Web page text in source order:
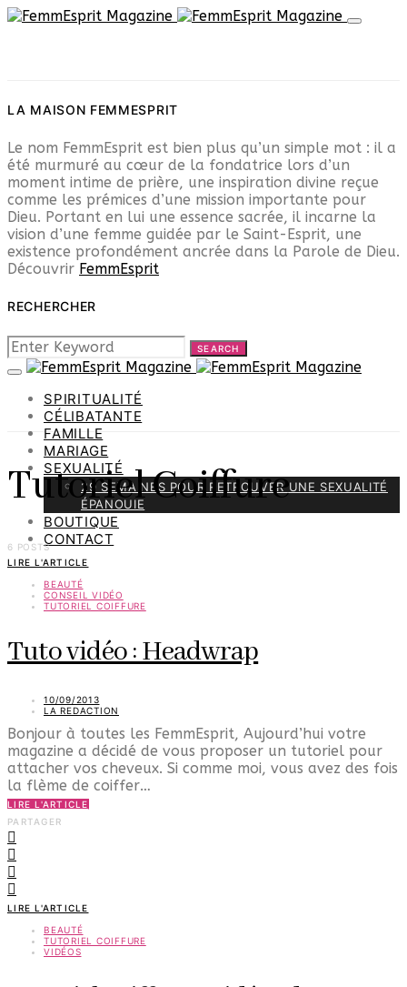
LA MAISON FEMMESPRIT
Le nom FemmEsprit est bien plus qu’un simple mot : il a
été murmuré au cœur de la fondatrice lors d’un
moment intime de prière, une inspiration divine reçue
comme les prémices d’une mission importante pour
Dieu. Portant en lui une essence sacrée, il incarne la
vision d’une femme guidée par le Saint-Esprit, une
existence profondément ancrée dans la Parole de Dieu.
Découvrir FemmEsprit
RECHERCHER
SEARCH
FOR:
SEARCH
SPIRITUALITÉ
CÉLIBATANTE
FAMILLE
MARIAGE
SEXUALITÉ
29 SEMAINES POUR RETROUVER UNE SEXUALITÉ
ÉPANOUIE
BOUTIQUE
CONTACT
Tutoriel Coiffure
6 POSTS
LIRE L'ARTICLE
BEAUTÉ
CONSEIL VIDÉO
TUTORIEL COIFFURE
Tuto vidéo : Headwrap
10/09/2013
LA REDACTION
Bonjour à toutes les FemmEsprit, Aujourd’hui votre
magazine a décidé de vous proposer un tutoriel pour
attacher vos cheveux. Si comme moi, vous avez des fois
la flème de coiffer…
LIRE L'ARTICLE
PARTAGER
LIRE L'ARTICLE
BEAUTÉ
TUTORIEL COIFFURE
VIDÉOS